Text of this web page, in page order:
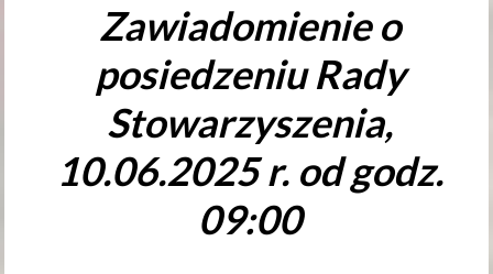
Zawiadomienie o
posiedzeniu Rady
Stowarzyszenia,
10.06.2025 r. od godz.
09:00